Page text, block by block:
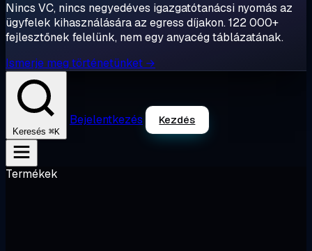
Nincs VC, nincs negyedéves igazgatótanácsi nyomás az
ügyfelek kihasználására az egress díjakon. 122 000+
fejlesztőnek felelünk, nem egy anyacég táblázatának.
Ismerje meg történetünket →
Keresés ⌘K
Bejelentkezés Kezdés
Termékek